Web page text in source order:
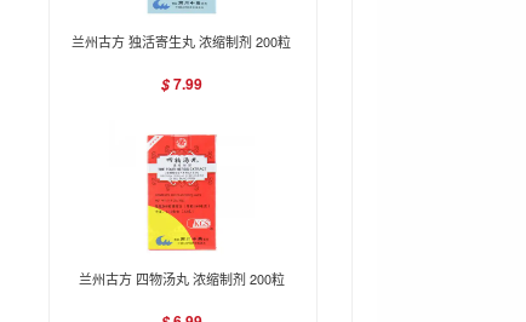
兰州古方 独活寄生丸 浓缩制剂 200粒
$7.99
兰州古方 四物汤丸 浓缩制剂 200粒